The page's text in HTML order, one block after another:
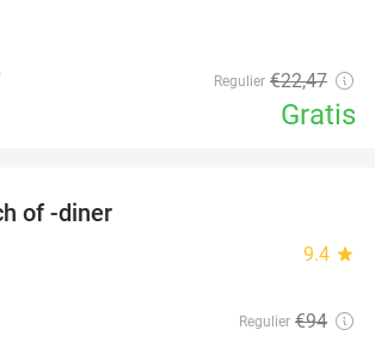
Regulier €22,47
Gratis
of -diner
9.4 star
Regulier €94